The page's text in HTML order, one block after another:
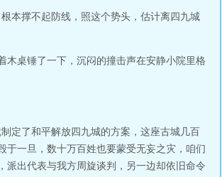
本撑不起防线，照这个势头，估计离四九城
木桌锤了一下，沉闷的撞击声在安静小院里格
定了和平解放四九城的方案，这座古城几百
一旦，数十万百姓也要蒙受无妄之灾，咱们
派出代表与我方周旋谈判，另一边却依旧命令